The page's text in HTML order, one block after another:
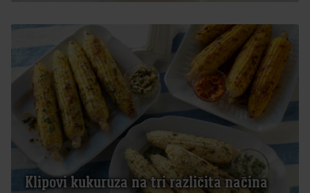
Klipovi kukuruza na tri različita načina